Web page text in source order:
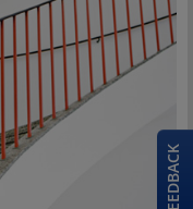
FEEDBACK